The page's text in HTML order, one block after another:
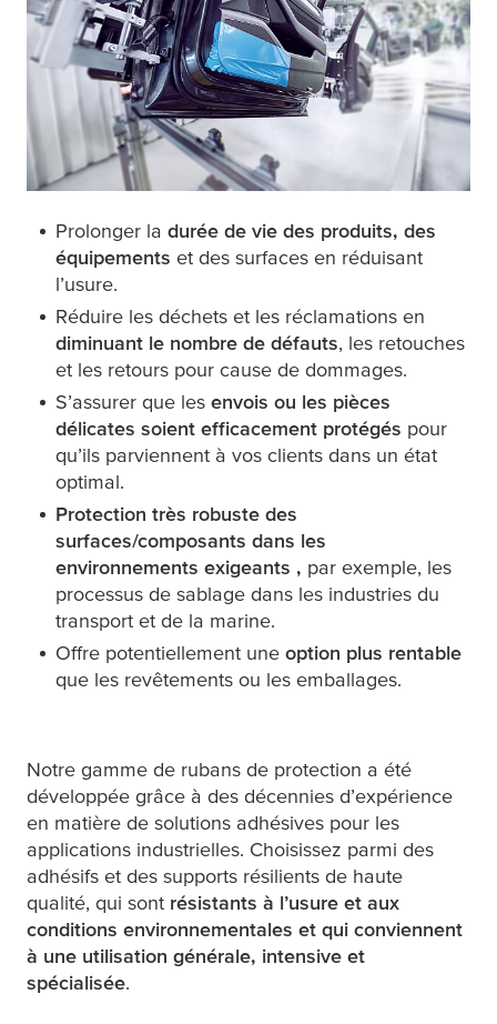
Prolonger la durée de vie des produits, des
équipements et des surfaces en réduisant
l’usure.
Réduire les déchets et les réclamations en
diminuant le nombre de défauts, les retouches
et les retours pour cause de dommages.
S’assurer que les envois ou les pièces
délicates soient efficacement protégés pour
qu’ils parviennent à vos clients dans un état
optimal.
Protection très robuste des
surfaces/composants dans les
environnements exigeants , par exemple, les
processus de sablage dans les industries du
transport et de la marine.
Offre potentiellement une option plus rentable
que les revêtements ou les emballages.
Notre gamme de rubans de protection a été
développée grâce à des décennies d’expérience
en matière de solutions adhésives pour les
applications industrielles. Choisissez parmi des
adhésifs et des supports résilients de haute
qualité, qui sont résistants à l’usure et aux
conditions environnementales et qui conviennent
à une utilisation générale, intensive et
spécialisée.